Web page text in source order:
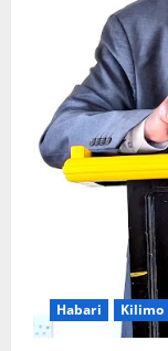
Habari Kilimo